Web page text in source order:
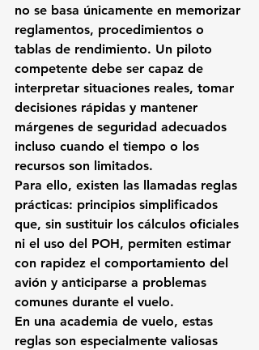
no se basa únicamente en memorizar
reglamentos, procedimientos o
tablas de rendimiento. Un piloto
competente debe ser capaz de
interpretar situaciones reales, tomar
decisiones rápidas y mantener
márgenes de seguridad adecuados
incluso cuando el tiempo o los
recursos son limitados.
Para ello, existen las llamadas reglas
prácticas: principios simplificados
que, sin sustituir los cálculos oficiales
ni el uso del POH, permiten estimar
con rapidez el comportamiento del
avión y anticiparse a problemas
comunes durante el vuelo.
En una academia de vuelo, estas
reglas son especialmente valiosas